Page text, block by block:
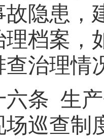
故隐患，
理档案，
查治理情
六条 生
场巡查制